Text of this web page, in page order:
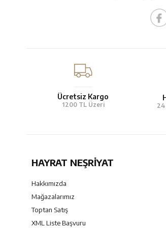
Ücretsiz Kargo
1200 TL Üzeri
HAYRAT NEŞRIYAT
Hakkımızda
Mağazalarımız
Toptan Satış
XML Liste Başvuru